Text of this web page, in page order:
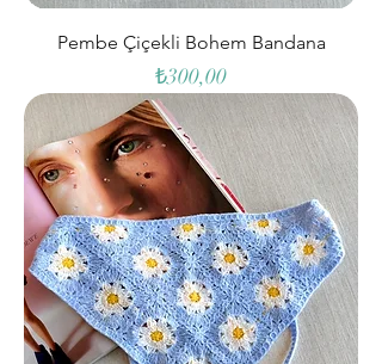
Pembe Çiçekli Bohem Bandana
Fiyat
₺300,00